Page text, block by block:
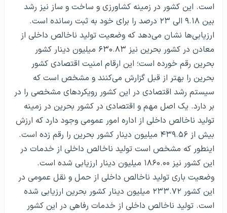
است. این کشور در زمینه کشاورزی و ساخت و ساز نیز رشد
بین ۹.۱۸ الی ۲۳ درصد را برای خود به ثبت رسانده است.
ارزیابی‌ها نشان می‌دهد که وضعیت تولید ناخالص داخلی از
معادن در کشور بحرین نیز ۶۳۰.۸۳ میلیون دینار کشور
بحرین رقم خورده است؛ این ارقام امنیت اقتصادی کشور
بحرین را بهتر از قبل گزارش می‌کنند و مشخص است که
سیستم رشد اقتصادی در این کشور رویکردهای مشخصی را در
بر دارد. یک اصل مهم و اقتصادی در کشور بحرین در زمینه
تولید ناخالص داخلی از اداره امور عمومی وجود دارد که ارزش
بیش از ۴۳۹.۵۶ میلیون دینار کشور بحرین را رقم زده است.
اینطور که مشخص است تولید ناخالص داخلی از خدمات در
این کشور نیز ۱۸۶۰.۰۰ میلیون دینار ارزیابی شده است.
وضعیت باری تولید ناخالص داخلی از حمل و نقل عمومی در
این کشور ۲۳۳.۷۲ میلیون دینار کشور بحرین ارزیابی شده
است. تولید ناخالص داخلی از خدمات رفاهی در این کشور